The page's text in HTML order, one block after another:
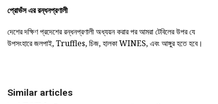
প্রোভঁস এর রন্ধনপ্রণালী
দেশের দক্ষিণ প্রদেশের রন্ধনপ্রণালী অধ্যয়ন করার পর আমরা টেবিলের উপর যে
উপসংহারে জলপাই, Truffles, চিজ, হালকা WINES, এবং আঙ্গুর হতে হবে।
Similar articles